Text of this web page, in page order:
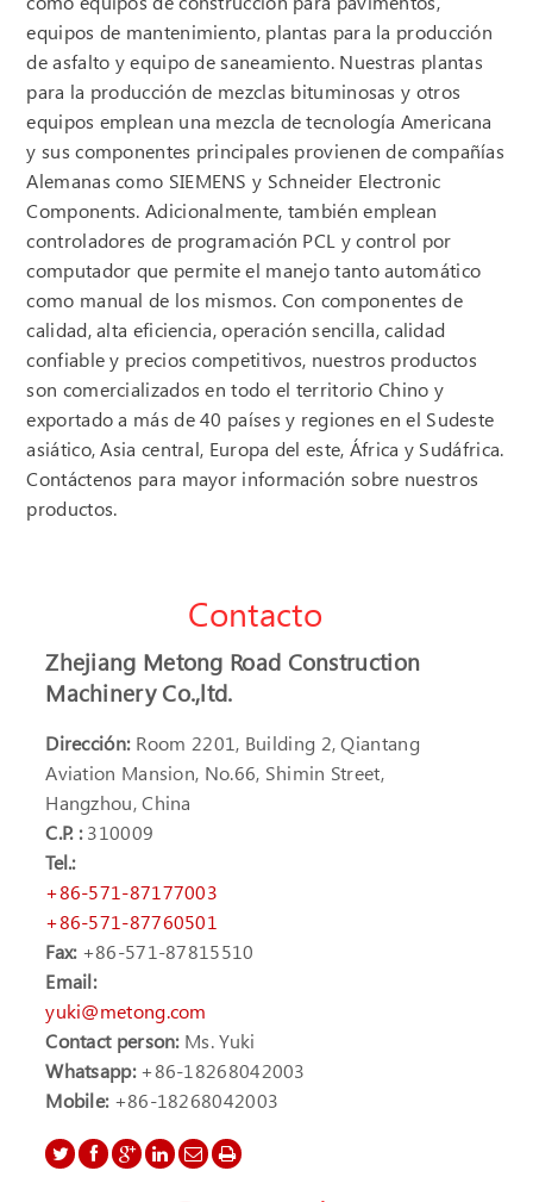
equipos de mantenimiento, plantas para la producción
de asfalto y equipo de saneamiento. Nuestras plantas
para la producción de mezclas bituminosas y otros
equipos emplean una mezcla de tecnología Americana
y sus componentes principales provienen de compañías
Alemanas como SIEMENS y Schneider Electronic
Components. Adicionalmente, también emplean
controladores de programación PCL y control por
computador que permite el manejo tanto automático
como manual de los mismos. Con componentes de
calidad, alta eficiencia, operación sencilla, calidad
confiable y precios competitivos, nuestros productos
son comercializados en todo el territorio Chino y
exportado a más de 40 países y regiones en el Sudeste
asiático, Asia central, Europa del este, África y Sudáfrica.
Contáctenos para mayor información sobre nuestros
productos.
Contacto
Zhejiang Metong Road Construction
Machinery Co.,ltd.
Dirección: Room 2201, Building 2, Qiantang
Aviation Mansion, No.66, Shimin Street,
Hangzhou, China
C.P. :310009
Tel.:
+86-571-87177003
+86-571-87760501
Fax:+86-571-87815510
Email:
yuki@metong.com
Contact person: Ms. Yuki
Whatsapp:+86-18268042003
Mobile: +86-18268042003